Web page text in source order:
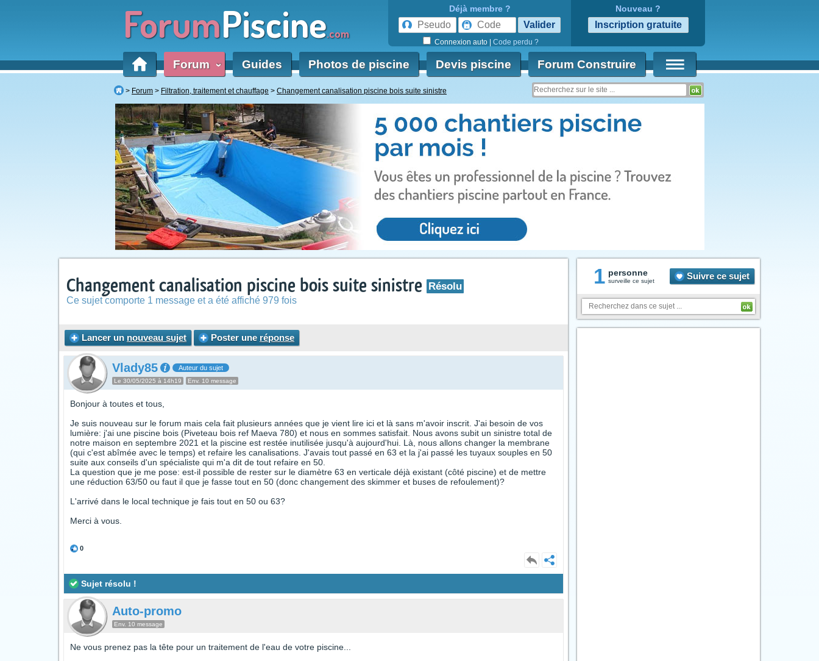
ForumPiscine.com
Déjà membre ?
Connexion auto Code perdu ?
Nouveau ?
Forum ‹ Guides Photos de piscine Devis piscine Forum Construire
Forum Filtration, traitement et chauffage Changement canalisation piscine bois suite sinistre
Changement canalisation piscine bois suite sinistre Résolu
Ce sujet comporte 1 message et a été affiché 979 fois
Lancer un nouveau sujet Poster une réponse
Vlady85 Auteur du sujet
Le 30/05/2025 à 14h19 Env. 10 message
Bonjour à toutes et tous,
Je suis nouveau sur le forum mais cela fait plusieurs années que je vient lire ici et là sans m'avoir inscrit. J'ai besoin de vos
lumière: j'ai une piscine bois (Piveteau bois ref Maeva 780) et nous en sommes satisfait. Nous avons subit un sinistre total de
notre maison en septembre 2021 et la piscine est restée inutilisée jusqu'à aujourd'hui. Là, nous allons changer la membrane
(qui c'est abîmée avec le temps) et refaire les canalisations. J'avais tout passé en 63 et la j'ai passé les tuyaux souples en 50
suite aux conseils d'un spécialiste qui m'a dit de tout refaire en 50.
La question que je me pose: est-il possible de rester sur le diamètre 63 en verticale déjà existant (côté piscine) et de mettre
une réduction 63/50 ou faut il que je fasse tout en 50 (donc changement des skimmer et buses de refoulement)?
L'arrivé dans le local technique je fais tout en 50 ou 63?
Merci à vous.
0
Sujet résolu !
Auto-promo
Env. 10 message
Ne vous prenez pas la tête pour un traitement de l'eau de votre piscine...
1 personne
surveille ce sujet Suivre ce sujet